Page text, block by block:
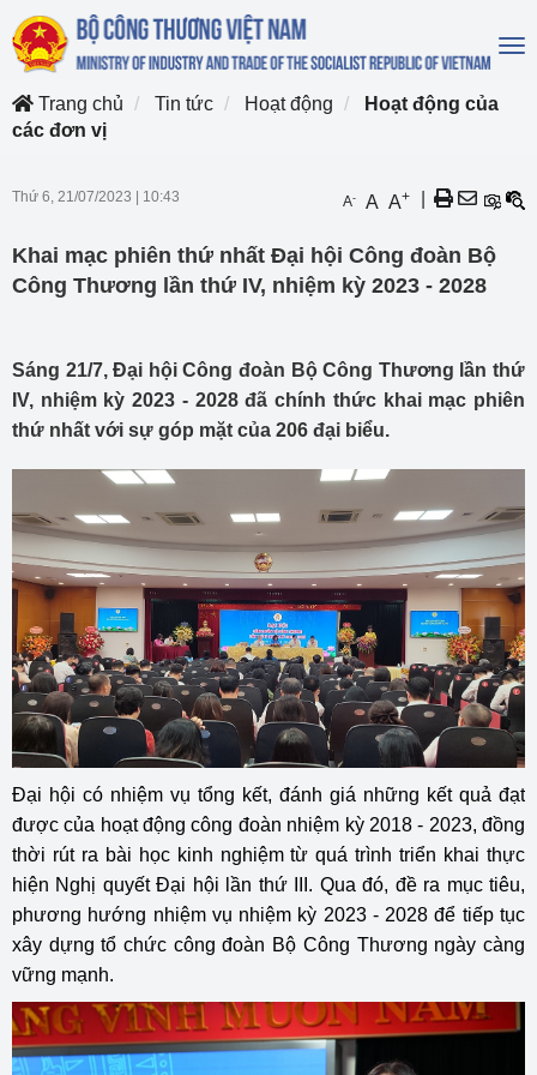
Trang chủ
Tin tức Hoạt động
Hoạt động của
các đơn vị
Thứ 6, 21/07/2023 10:43 A- A A+
Khai mạc phiên thứ nhất Đại hội Công đoàn Bộ
Công Thương lần thứ IV, nhiệm kỳ 2023 - 2028
Sáng 21/7, Đại hội Công đoàn Bộ Công Thương lần thứ
IV, nhiệm kỳ 2023 - 2028 đã chính thức khai mạc phiên
thứ nhất với sự góp mặt của 206 đại biểu.
Đại hội có nhiệm vụ tổng kết, đánh giá những kết quả đạt
được của hoạt động công đoàn nhiệm kỳ 2018 - 2023, đồng
thời rút ra bài học kinh nghiệm từ quá trình triển khai thực
hiện Nghị quyết Đại hội lần thứ III. Qua đó, đề ra mục tiêu,
phương hướng nhiệm vụ nhiệm kỳ 2023 - 2028 để tiếp tục
xây dựng tổ chức công đoàn Bộ Công Thương ngày càng
vững mạnh.